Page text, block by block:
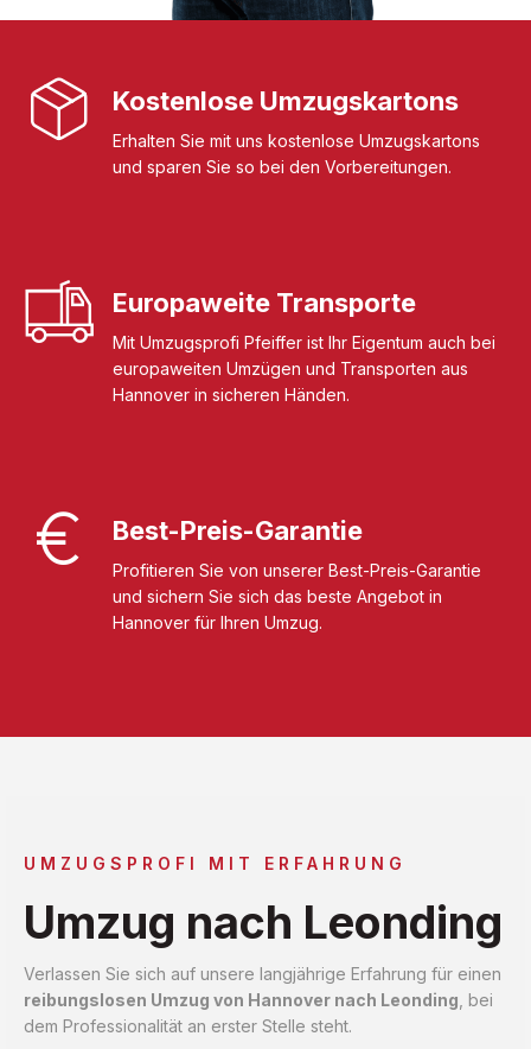
Kostenlose Umzugskartons
Erhalten Sie mit uns kostenlose Umzugskartons
und sparen Sie so bei den Vorbereitungen.
Europaweite Transporte
Mit Umzugsprofi Pfeiffer ist Ihr Eigentum auch bei
europaweiten Umzügen und Transporten aus
Hannover in sicheren Händen.
Best-Preis-Garantie
Profitieren Sie von unserer Best-Preis-Garantie
und sichern Sie sich das beste Angebot in
Hannover für Ihren Umzug.
UMZUGSPROFI MIT ERFAHRUNG
Umzug nach Leonding
Verlassen Sie sich auf unsere langjährige Erfahrung für einen
reibungslosen Umzug von Hannover nach Leonding , bei
dem Professionalität an erster Stelle steht.